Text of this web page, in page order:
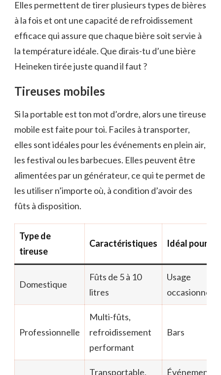
Elles permettent de tirer plusieurs types de bières
à la fois et ont une capacité de refroidissement
efficace qui assure que chaque bière soit servie à
la température idéale. Que dirais-tu d’une bière
Heineken tirée juste quand il faut ?
Tireuses mobiles
Si la portable est ton mot d’ordre, alors une tireuse
mobile est faite pour toi. Faciles à transporter,
elles sont idéales pour les événements en plein air,
les festival ou les barbecues. Elles peuvent être
alimentées par un générateur, ce qui te permet de
les utiliser n’importe où, à condition d’avoir des
fûts à disposition.
Type de
tireuse
Caractéristiques Idéal pour
Domestique
Fûts de 5 à 10
litres
Usage
occasionnel
Professionnelle
Multi-fûts,
refroidissement
performant
Bars
Transportable, Événements